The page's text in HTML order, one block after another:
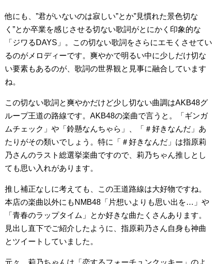
他にも、”君がいないのは寂しい”とか”見慣れた景色切な
く”とか卒業を感じさせる切ない歌詞がとにかく印象的な
「ジワるDAYS」。この切ない歌詞をさらにエモくさせてい
るのがメロディーです。爽やかで明るい中に少しだけ切な
い要素もあるのが、歌詞の世界観と見事に融合しています
ね。
この切ない歌詞と爽やかだけど少し切ない曲調はAKB48グ
ループ王道の路線です。AKB48の楽曲で言うと。「ギンガ
ムチェック」や「鈴懸なんちゃら」、「＃好きなんだ」あ
たりがその類いでしょう。特に「＃好きなんだ」は指原莉
乃さんのラスト総選挙楽曲ですので、莉乃ちゃん推しとし
ても思い入れがあります。
推し補正なしに考えても、この王道路線は大好物ですね。
本店の楽曲以外にもNMB48「片想いよりも思い出を…」や
「青春のラップタイム」とか好きな曲たくさんあります。
見出し直下でご紹介したように、指原莉乃さん自身も神曲
とツイートしていました。
元々、莉乃ちゃんは「恋するフォーチュンクッキー」のよ